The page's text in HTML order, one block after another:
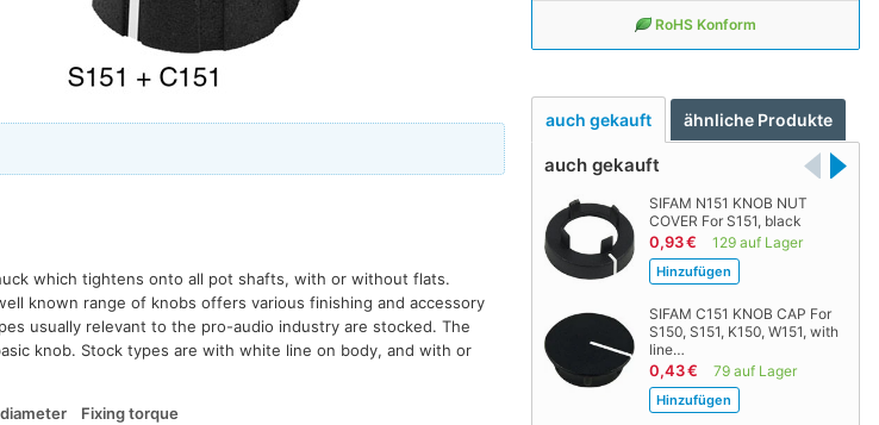
RoHS Konform
auch gekauft ähnliche Produkte
auch gekauft
SIFAM N151 KNOB NUT
COVER For S151, black
0,93 € 129 auf Lager
SIFAM C151 KNOB CAP For
S150, S151, K150, W151, with
line…
0,43 € 79 auf Lager
which tightens onto all pot shafts, with or without flats.
known range of knobs offers various finishing and accessory
usually relevant to the pro-audio industry are stocked. The
knob. Stock types are with white line on body, and with or
Fixing torque